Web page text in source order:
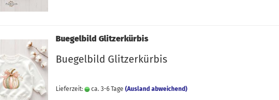
Buegelbild Glitzerkürbis
Buegelbild Glitzerkürbis
Lieferzeit: ca. 3-6 Tage (Ausland abweichend)